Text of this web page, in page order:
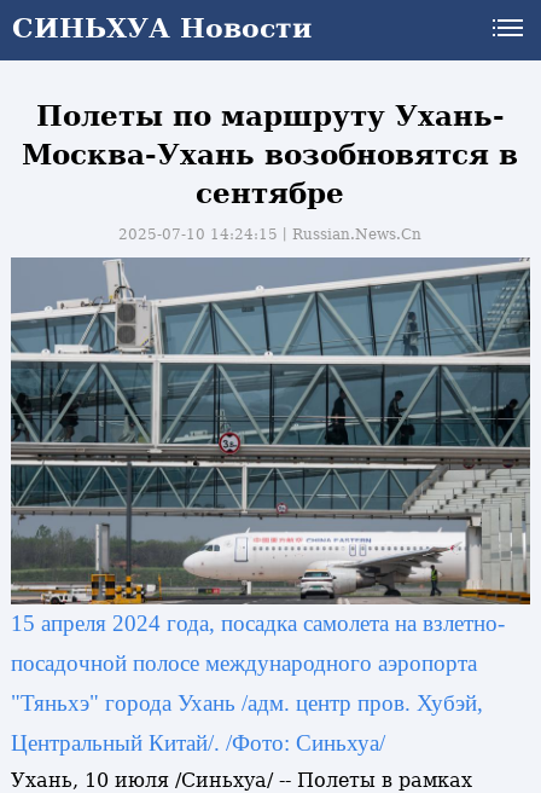
СИНЬХУА Новости
СИНЬХУА Новости
Полеты по маршруту Ухань-
Москва-Ухань возобновятся в
сентябре
2025-07-10 14:24:15丨Russian.News.Cn
15 апреля 2024 года, посадка самолета на взлетно-
посадочной полосе международного аэропорта
"Тяньхэ" города Ухань /адм. центр пров. Хубэй,
Центральный Китай/. /Фото: Синьхуа/
Ухань, 10 июля /Синьхуа/ -- Полеты в рамках